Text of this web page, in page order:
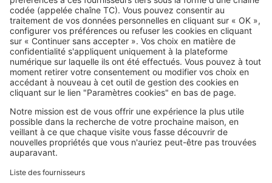
SeLoger c'est aussi
Retrouvez-nous sur ...